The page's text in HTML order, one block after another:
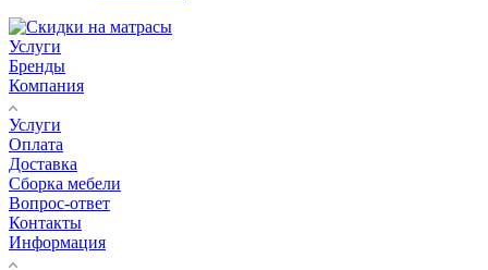
Услуги
Бренды
Компания
Услуги
Оплата
Доставка
Сборка мебели
Вопрос-ответ
Контакты
Информация